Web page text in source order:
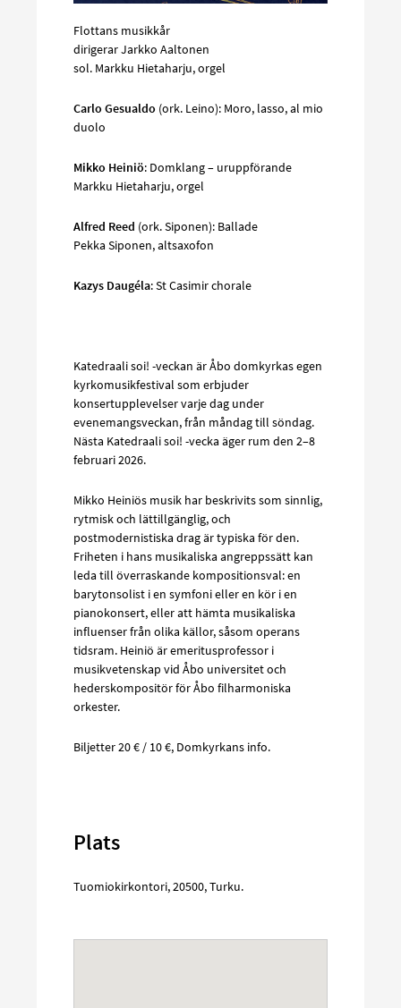
Flottans musikkår
dirigerar Jarkko Aaltonen
sol. Markku Hietaharju, orgel
Carlo Gesualdo (ork. Leino): Moro, lasso, al mio
duolo
Mikko Heiniö: Domklang – uruppförande
Markku Hietaharju, orgel
Alfred Reed (ork. Siponen): Ballade
Pekka Siponen, altsaxofon
Kazys Daugéla: St Casimir chorale
Katedraali soi! -veckan är Åbo domkyrkas egen
kyrkomusikfestival som erbjuder
konsertupplevelser varje dag under
evenemangsveckan, från måndag till söndag.
Nästa Katedraali soi! -vecka äger rum den 2–8
februari 2026.
Mikko Heiniös musik har beskrivits som sinnlig,
rytmisk och lättillgänglig, och
postmodernistiska drag är typiska för den.
Friheten i hans musikaliska angreppssätt kan
leda till överraskande kompositionsval: en
barytonsolist i en symfoni eller en kör i en
pianokonsert, eller att hämta musikaliska
influenser från olika källor, såsom operans
tidsram. Heiniö är emeritusprofessor i
musikvetenskap vid Åbo universitet och
hederskompositör för Åbo filharmoniska
orkester.
Biljetter 20 € / 10 €, Domkyrkans info.
Plats
Tuomiokirkontori,20500,Turku.